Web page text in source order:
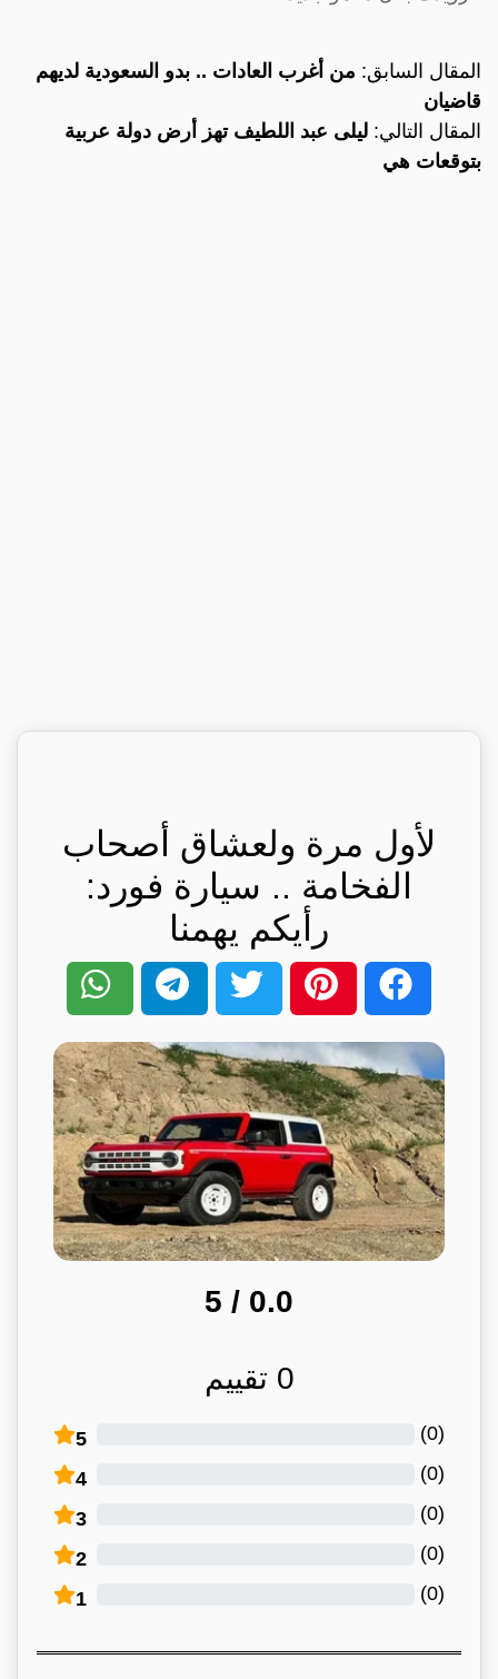
المقال السابق: من أغرب العادات .. بدو السعودية لديهم
قاضيان
المقال التالي: ليلى عبد اللطيف تهز أرض دولة عربية
بتوقعات هي
لأول مرة ولعشاق أصحاب
الفخامة .. سيارة فورد:
رأيكم يهمنا
0.0
/ 5
0 تقييم
5 (
0
)
4 (
0
)
3 (
0
)
2 (
0
)
1 (
0
)